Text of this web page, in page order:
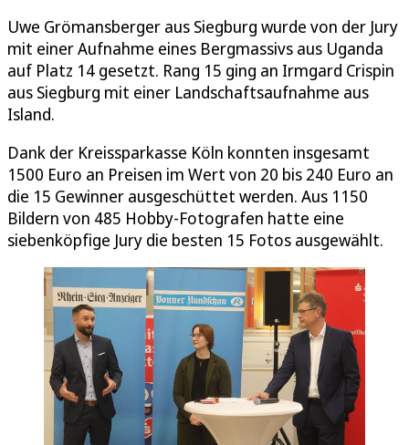
Uwe Grömansberger aus Siegburg wurde von der Jury
mit einer Aufnahme eines Bergmassivs aus Uganda
auf Platz 14 gesetzt. Rang 15 ging an Irmgard Crispin
aus Siegburg mit einer Landschaftsaufnahme aus
Island.
Dank der Kreissparkasse Köln konnten insgesamt
1500 Euro an Preisen im Wert von 20 bis 240 Euro an
die 15 Gewinner ausgeschüttet werden. Aus 1150
Bildern von 485 Hobby-Fotografen hatte eine
siebenköpfige Jury die besten 15 Fotos ausgewählt.